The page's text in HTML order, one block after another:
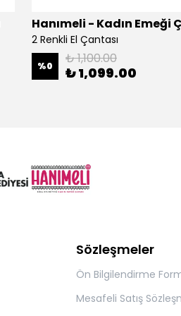
Hanımeli - Kadın Emeği
2 Renkli El Çantası
%0 ₺ 1,100.00
₺ 1,099.00
Sözleşmeler
Ön Bilgilendirme
Mesafeli Satış